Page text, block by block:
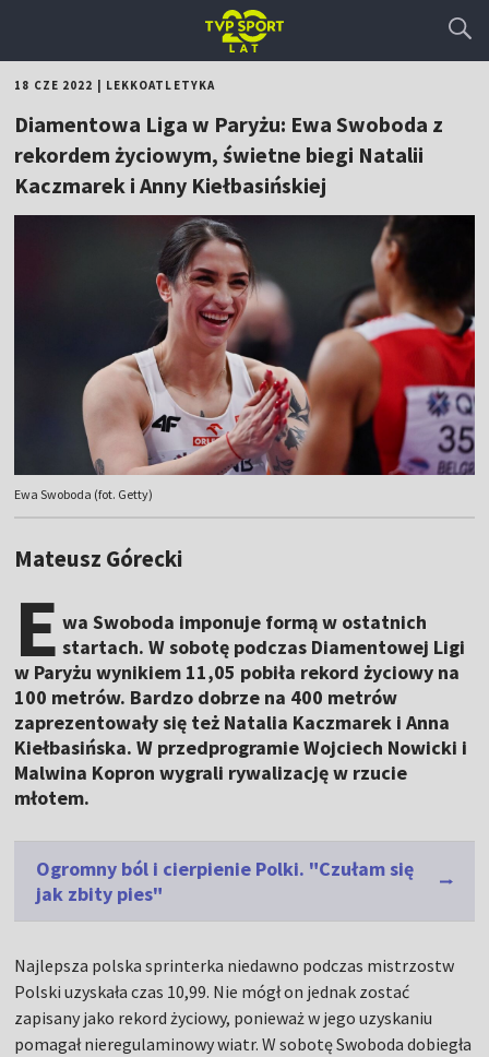
18 CZE 2022 LEKKOATLETYKA
Diamentowa Liga w Paryżu: Ewa Swoboda z
rekordem życiowym, świetne biegi Natalii
Kaczmarek i Anny Kiełbasińskiej
Ewa Swoboda (fot. Getty)
Mateusz Górecki
E wa Swoboda imponuje formą w ostatnich
startach. W sobotę podczas Diamentowej Ligi
w Paryżu wynikiem 11,05 pobiła rekord życiowy na
100 metrów. Bardzo dobrze na 400 metrów
zaprezentowały się też Natalia Kaczmarek i Anna
Kiełbasińska. W przedprogramie Wojciech Nowicki i
Malwina Kopron wygrali rywalizację w rzucie
młotem.
Ogromny ból i cierpienie Polki. "Czułam się
jak zbity pies"
Najlepsza polska sprinterka niedawno podczas mistrzostw
Polski uzyskała czas 10,99. Nie mógł on jednak zostać
zapisany jako rekord życiowy, ponieważ w jego uzyskaniu
pomagał nieregulaminowy wiatr. W sobotę Swoboda dobiegła